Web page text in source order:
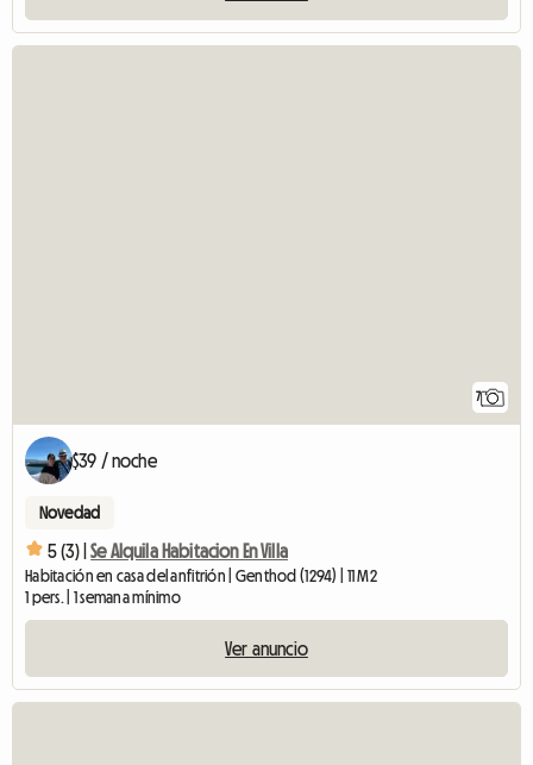
7
$39 / noche
Novedad
5 (3) | Se Alquila Habitacion En Villa
Habitación en casa del anfitrión | Genthod (1294) | 11 M2
1 pers. | 1 semana mínimo
Ver anuncio